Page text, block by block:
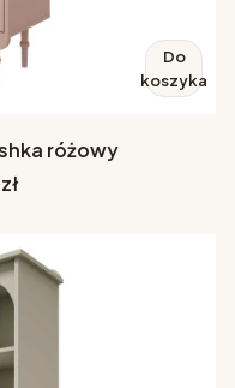
Do
koszyka
różowy